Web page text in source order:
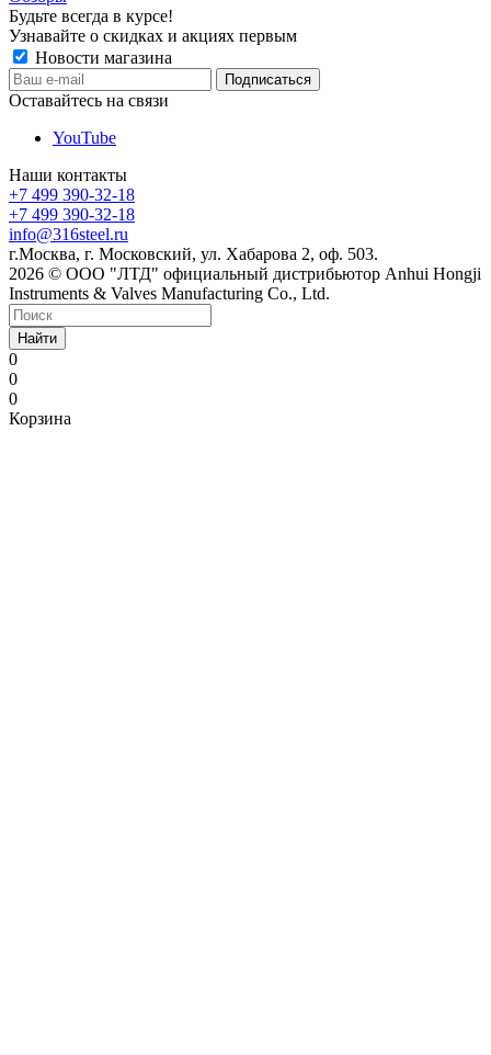
Будьте всегда в курсе!
Узнавайте о скидках и акциях первым
Новости магазина
Оставайтесь на связи
YouTube
Наши контакты
+7 499 390-32-18
+7 499 390-32-18
info@316steel.ru
г.Москва, г. Московский, ул. Хабарова 2, оф. 503.
2026 © ООО "ЛТД" официальный дистрибьютор Anhui Hongji
Instruments & Valves Manufacturing Co., Ltd.
Найти
0
0
0
Корзина